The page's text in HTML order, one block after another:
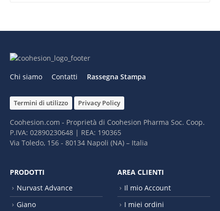
Chi siamo Contatti Rassegna Stampa
Termini di utilizzo Privacy Policy
Coohesion.com - Proprietà di Coohesion Pharma Soc. Coop.
P.IVA: 02890230648 | REA: 190365
Via Toledo, 156 - 80134 Napoli (NA) – It​alia
PRODOTTI
Nurvast Advance
Giano
AREA CLIENTI
Il mio Account
I miei ordini